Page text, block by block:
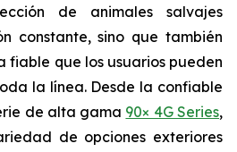
de animales salvajes
constante, sino que también
fiable que los usuarios pueden
la línea. Desde la confiable
de alta gama 90× 4G Series,
de opciones exteriores